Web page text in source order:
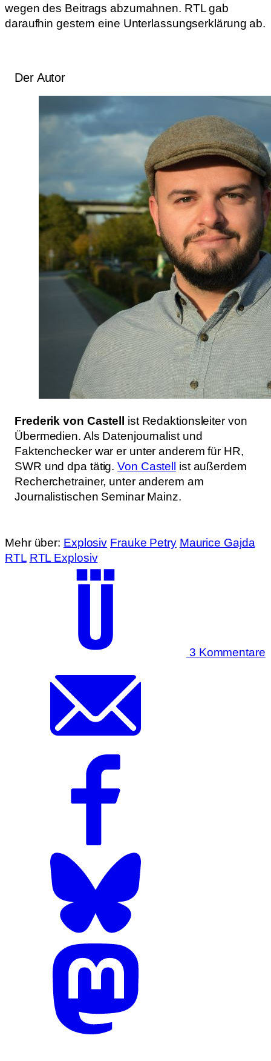
wegen des Beitrags abzumahnen. RTL gab
daraufhin gestern eine Unterlassungserklärung ab.
Der Autor
Frederik von Castell
ist Redaktionsleiter von
Übermedien. Als Datenjournalist und
Faktenchecker war er unter anderem für HR,
SWR und dpa tätig.Von Castell
ist außerdem
Recherchetrainer, unter anderem am
Journalistischen Seminar Mainz.
Mehr über: Explosiv Frauke Petry Maurice Gajda
RTL RTL Explosiv
3 Kommentare